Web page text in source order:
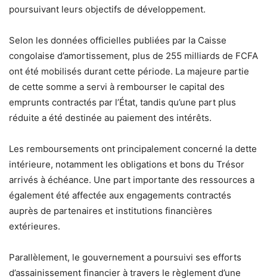
poursuivant leurs objectifs de développement.
Selon les données officielles publiées par la Caisse
congolaise d’amortissement, plus de 255 milliards de FCFA
ont été mobilisés durant cette période. La majeure partie
de cette somme a servi à rembourser le capital des
emprunts contractés par l’État, tandis qu’une part plus
réduite a été destinée au paiement des intérêts.
Les remboursements ont principalement concerné la dette
intérieure, notamment les obligations et bons du Trésor
arrivés à échéance. Une part importante des ressources a
également été affectée aux engagements contractés
auprès de partenaires et institutions financières
extérieures.
Parallèlement, le gouvernement a poursuivi ses efforts
d’assainissement financier à travers le règlement d’une